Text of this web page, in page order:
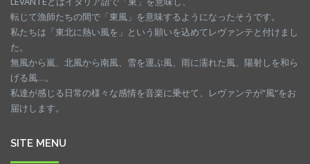
転じて漁師たちの間で「東風」を意味するようになったそうです。
私たちは「東北に熱い風を」という願いを込めてレヴァンテと付けまし
た。
無風から嵐、北風から南風、雪を運ぶ風、雨に濡れた風、陽射しを和ら
げる風…。
私達が感じる日常の様々な感情を音楽に乗せて、レヴァンテが“風”をお
届けします。
SITE MENU